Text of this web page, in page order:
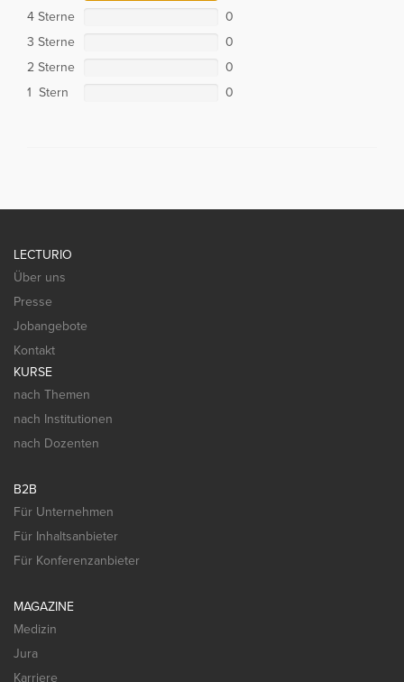
4 Sterne
0
3 Sterne
0
2 Sterne
0
1 Stern
0
LECTURIO
Über uns
Presse
Jobangebote
Kontakt
KURSE
nach Themen
nach Institutionen
nach Dozenten
B2B
Für Unternehmen
Für Inhaltsanbieter
Für Konferenzanbieter
MAGAZINE
Medizin
Jura
Karriere